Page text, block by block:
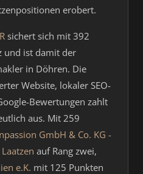
erobert.
sichert sich mit 392
und ist damit der
in Döhren. Die
Website, lokaler SEO-
Bewertungen zahlt
aus. Mit 259
GmbH & Co. KG -
auf Rang zwei,
e.K. mit 125 Punkten